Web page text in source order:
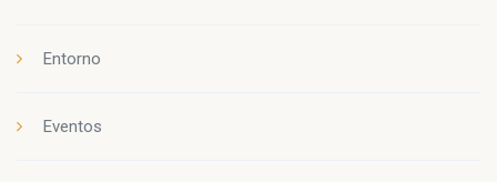
Entorno
Eventos